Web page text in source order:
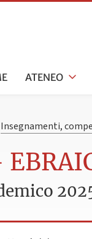
ATENEO
Insegnamenti,